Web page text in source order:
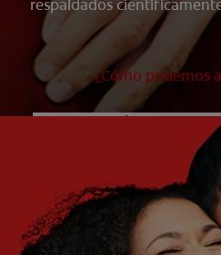
respaldados
¿Cómo podemos
¿QUÉ ES LO QUE